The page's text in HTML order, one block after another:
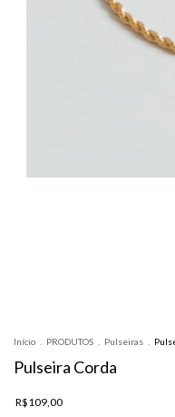
Início PRODUTOS Pulseiras
Pulseira Corda
R$109,00